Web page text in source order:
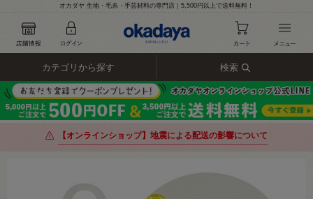
オカダヤ 生地・毛糸・手芸材料の専門店｜5,500円以上で送料無料！
カテゴリから探す 検索
【オンラインショップ】地震による配送の影響について